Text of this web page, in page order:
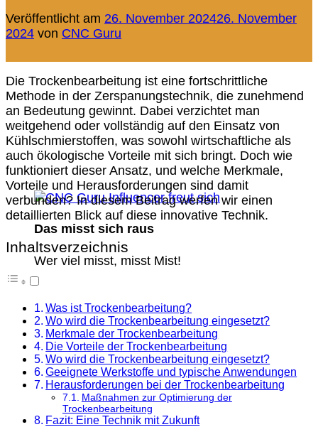
Das misst sich raus
Wer viel misst, misst Mist!
Veröffentlicht am 26. November 202426. November
2024 von CNC Guru
Die Trockenbearbeitung ist eine fortschrittliche
Methode in der Zerspanungstechnik, die zunehmend
an Bedeutung gewinnt. Dabei verzichtet man
weitgehend oder vollständig auf den Einsatz von
Kühlschmierstoffen, was sowohl wirtschaftliche als
auch ökologische Vorteile mit sich bringt. Doch wie
funktioniert dieser Ansatz, und welche Merkmale,
Vorteile und Herausforderungen sind damit
verbunden? In diesem Beitrag werfen wir einen
detaillierten Blick auf diese innovative Technik.
Inhaltsverzeichnis
Was ist Trockenbearbeitung?
Wo wird die Trockenbearbeitung eingesetzt?
Merkmale der Trockenbearbeitung
Die Vorteile der Trockenbearbeitung
Wo wird die Trockenbearbeitung eingesetzt?
Geeignete Werkstoffe und typische Anwendungen
Herausforderungen bei der Trockenbearbeitung
Maßnahmen zur Optimierung der
Trockenbearbeitung
Fazit: Eine Technik mit Zukunft